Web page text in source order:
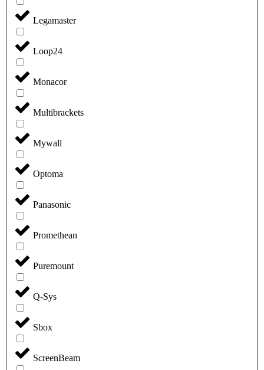
Legamaster
Loop24
Monacor
Multibrackets
Mywall
Optoma
Panasonic
Promethean
Puremount
Q-Sys
Sbox
ScreenBeam